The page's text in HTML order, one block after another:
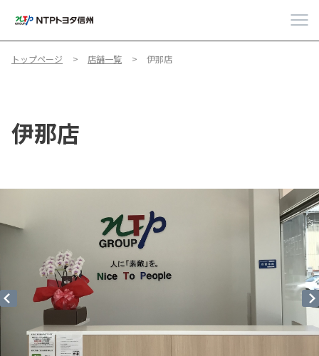
トップページ 店舗一覧 伊那店
伊那店